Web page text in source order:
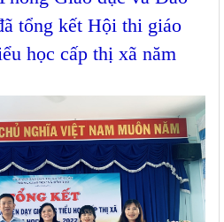
tổng kết Hội thi giáo
học cấp thị xã năm